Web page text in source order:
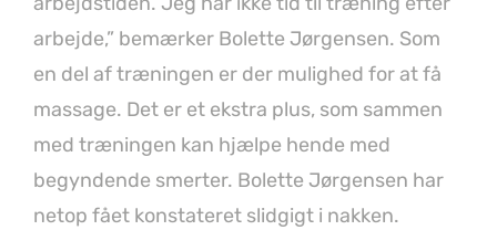
arbejde,” bemærker Bolette Jørgensen. Som
en del af træningen er der mulighed for at få
massage. Det er et ekstra plus, som sammen
med træningen kan hjælpe hende med
begyndende smerter. Bolette Jørgensen har
netop fået konstateret slidgigt i nakken.